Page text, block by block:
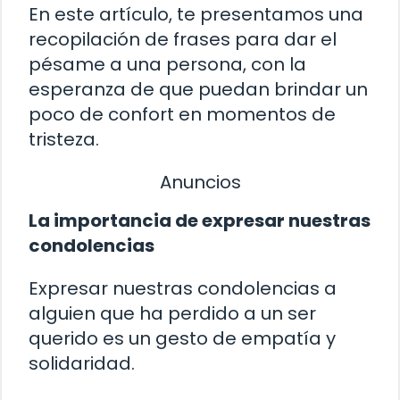
En este artículo, te presentamos una
recopilación de frases para dar el
pésame a una persona, con la
esperanza de que puedan brindar un
poco de confort en momentos de
tristeza.
Anuncios
La importancia de expresar nuestras
condolencias
Expresar nuestras condolencias a
alguien que ha perdido a un ser
querido es un gesto de empatía y
solidaridad.